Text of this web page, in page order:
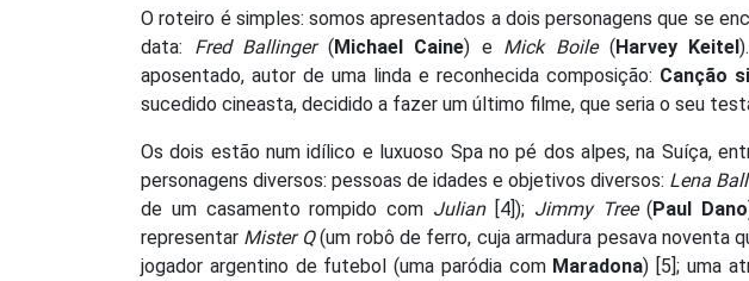
O roteiro é simples: somos apresentados a dois personagens que se
data: Fred Ballinger(Michael Caine) e Mick Boile(Harvey Keitel
aposentado, autor de uma linda e reconhecida composição: Canção
sucedido cineasta, decidido a fazer um último filme, que seria o seu
Os dois estão num idílico e luxuoso Spa no pé dos alpes, na Suíça,
personagens diversos: pessoas de idades e objetivos diversos: Lena
de um casamento rompido com Julian[4]); Jimmy Tree(Paul Dano
representar Mister Q(um robô de ferro, cuja armadura pesava noventa
jogador argentino de futebol (uma paródia com Maradona) [5]; uma